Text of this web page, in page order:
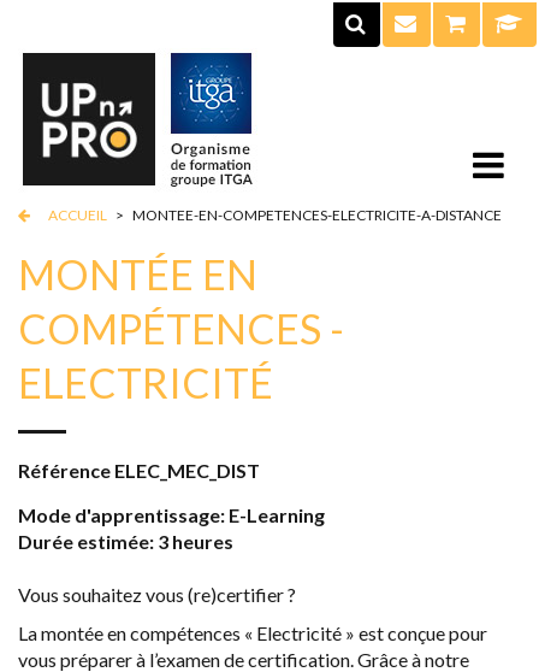
ACCUEIL > MONTEE-EN-COMPETENCES-ELECTRICITE-A-DISTANCE
MONTÉE EN
COMPÉTENCES -
ELECTRICITÉ
Référence ELEC_MEC_DIST
Mode d'apprentissage: E-Learning
Durée estimée: 3 heures
Vous souhaitez vous (re)certifier ?
La montée en compétences « Electricité » est conçue pour
vous préparer à l’examen de certification. Grâce à notre